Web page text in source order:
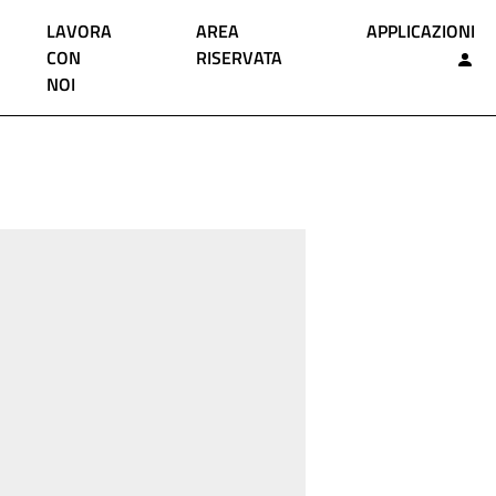
LAVORA
CON
NOI
AREA
RISERVATA
APPLICAZIONI